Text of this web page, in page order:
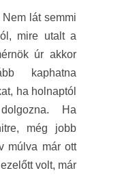
lát semmi
mire utalt a
úr akkor
kaphatna
ha holnaptól
Ha
még jobb
múlva már ott
volt, már